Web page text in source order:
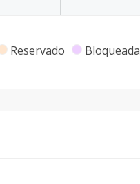
Reservado Bloqueada